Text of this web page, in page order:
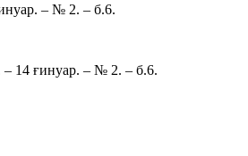
– № 2. – б.6.
– 14 ғинуар. – № 2. – б.6.